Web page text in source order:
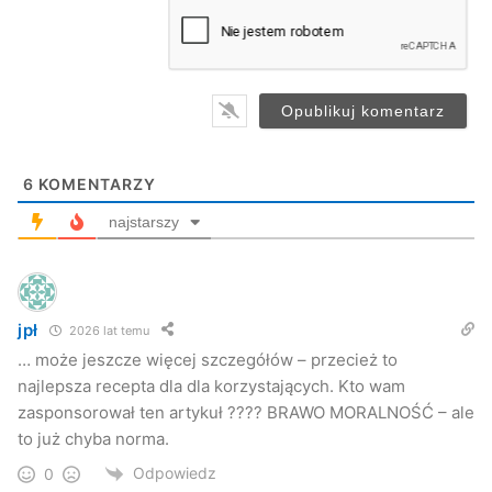
6 KOMENTARZY
najstarszy
jpł 2026 lat temu
… może jeszcze więcej szczegółów – przecież to
najlepsza recepta dla dla korzystających. Kto wam
zasponsorował ten artykuł ???? BRAWO MORALNOŚĆ – ale
to już chyba norma.
0 Odpowiedz